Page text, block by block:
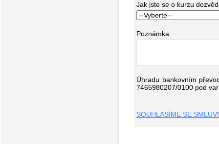
Jak jste se o kurzu
Poznámka:
Úhradu bankovním
7465980207/0100 pod
SOUHLASÍME SE